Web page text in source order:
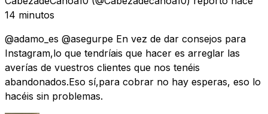
14 minutos
@adamo_es @asegurpe En vez de dar consejos para
Instagram,lo que tendríais que hacer es arreglar las
averías de vuestros clientes que nos tenéis
abandonados.Eso sí,para cobrar no hay esperas, eso lo
hacéis sin problemas.